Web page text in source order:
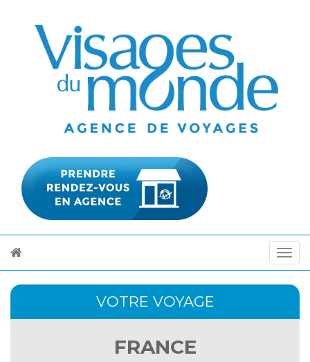
VOTRE VOYAGE
FRANCE